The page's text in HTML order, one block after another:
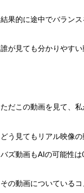
結果的に途中でバラン
誰が見ても分かりやす
ただこの動画を見て、
どう見てもリアル映像
バズ動画もAIの可能性は
その動画についている